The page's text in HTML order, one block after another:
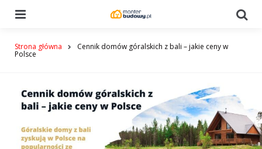
Strona główna Cennik domów góralskich z bali – jakie ceny w
Polsce